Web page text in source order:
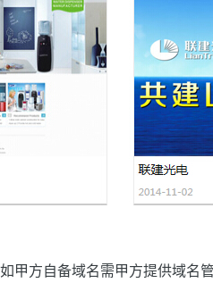
甲方自备域名需甲方提供域名